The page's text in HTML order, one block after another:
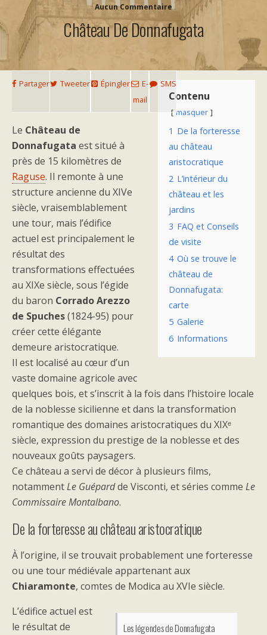
Aucun Commentaire
Château De Donnafugata
Contenu
masquer
1 De la forteresse
au château
aristocratique
2 L’intérieur du
château et les
jardins
3 FAQ et Conseils
de visite
4 Où se trouve le
château de
Donnafugata:
carte
5 Galerie
6 Informations
Partager Tweeter Épingler
E-
mail
SMS
Le Château de
Donnafugata est situé à
près de 15 kilomètres de
Raguse. Il remonte à une
structure ancienne du XIVe
siècle, vraisemblablement
une tour, mais l’édifice
actuel est principalement le
résultat des
transformations effectuées
au XIXe siècle, sous l’égide
du baron Corrado Arezzo
de Spuches(1824-95) pour
créer cette élégante
demeure aristocratique.
Il est localisé au cœur d’un
vaste domaine agricole avec
quelques bois, et s’inscrit à la fois dans l’histoire locale
de la noblesse sicilienne et dans la transformation
romantique des domaines aristocratiques du XIXᵉ
siècle, expression du prestige de la noblesse et des
nouveaux goûts paysagers.
Ce château a servi de décor à plusieurs films,
notammentLe Guépardde Visconti, et séries comme Le
Commissaire Montalbano.
De la forteresse au château aristocratique
À l’origine, il se trouvait probablement une forteresse
ou une tour médiévale appartenant aux
Chiaramonte, comtes de Modica au XVIe siècle.
Les légendes de Donnafugata
L’édifice actuel est
le résultat de